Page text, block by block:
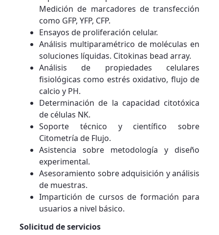
Medición de marcadores de transfección
como GFP, YFP, CFP.
Ensayos de proliferación celular.
Análisis multiparamétrico de moléculas en
soluciones líquidas. Citokinas bead array.
Análisis de propiedades celulares
fisiológicas como estrés oxidativo, flujo de
calcio y PH.
Determinación de la capacidad citotóxica
de células NK.
Soporte técnico y científico sobre
Citometría de Flujo.
Asistencia sobre metodología y diseño
experimental.
Asesoramiento sobre adquisición y análisis
de muestras.
Impartición de cursos de formación para
usuarios a nivel básico.
Solicitud de servicios